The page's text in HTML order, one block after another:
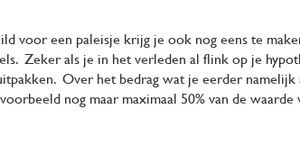
voor een paleisje krijg je ook nog eens te
Zeker als je in het verleden al flink op je
Over het bedrag wat je eerder namelijk
nog maar maximaal 50% van de